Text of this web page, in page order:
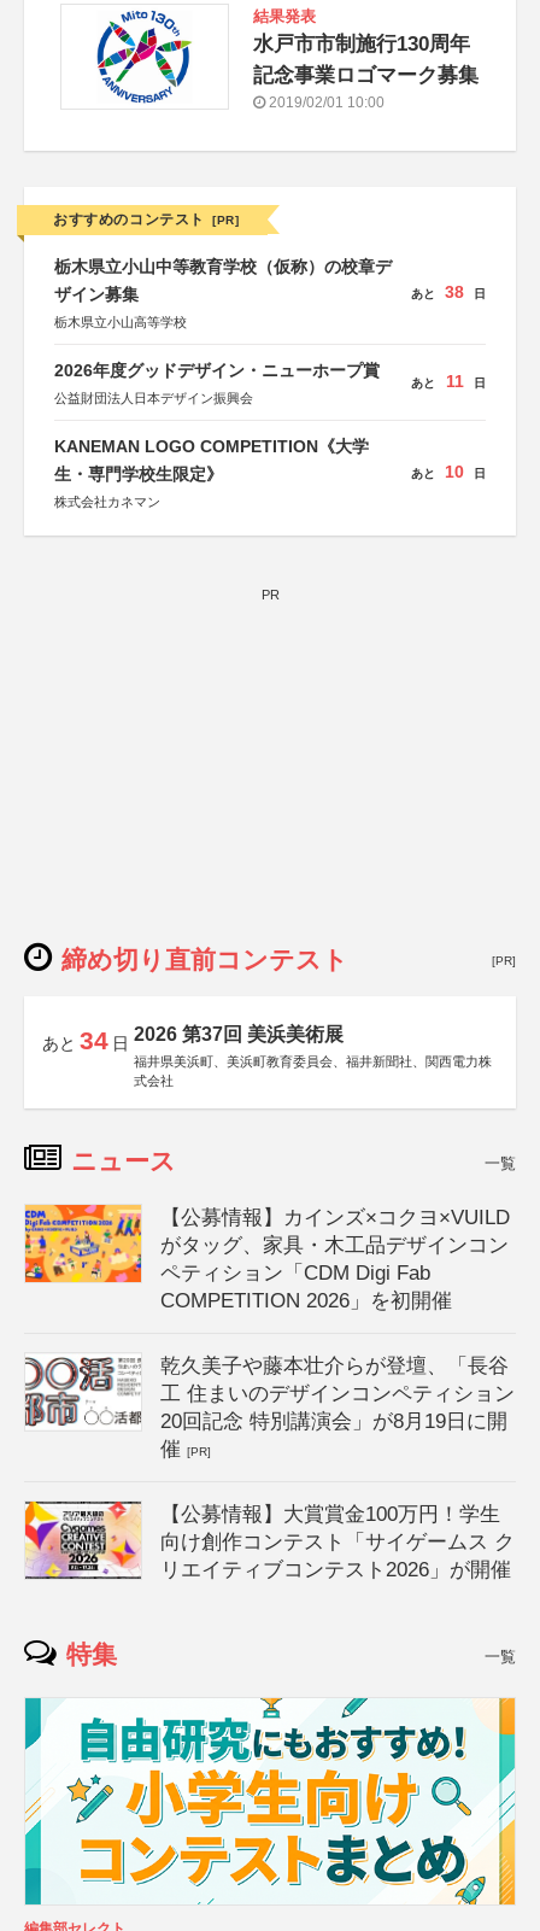
結果発表
水戸市市制施行130周年
記念事業ロゴマーク募集
2019/02/01 10:00
おすすめのコンテスト [PR]
栃木県立小山中等教育学校（仮称）の校章デ
ザイン募集
栃木県立小山高等学校
あと 38 日
2026年度グッドデザイン・ニューホープ賞
公益財団法人日本デザイン振興会
あと 11 日
KANEMAN LOGO COMPETITION《大学
生・専門学校生限定》
株式会社カネマン
あと 10 日
PR
締め切り直前コンテスト [PR]
あと 34 日 2026 第37回 美浜美術展
福井県美浜町、美浜町教育委員会、福井新聞社、関西電力株
式会社
ニュース 一覧
【公募情報】カインズ×コクヨ×VUILD
がタッグ、家具・木工品デザインコン
ペティション「CDM Digi Fab
COMPETITION 2026」を初開催
乾久美子や藤本壮介らが登壇、「長谷
工 住まいのデザインコンペティション
20回記念 特別講演会」が8月19日に開
催[PR]
【公募情報】大賞賞金100万円！学生
向け創作コンテスト「サイゲームス ク
リエイティブコンテスト2026」が開催
特集 一覧